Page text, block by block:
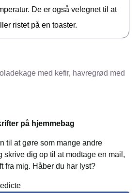
De er også velegnet til at
ristet på en toaster.
med kefir, havregrød med
på hjemmebag
til at gøre som mange andre
skrive dig op til at modtage en mail,
fra mig. Håber du har lyst?